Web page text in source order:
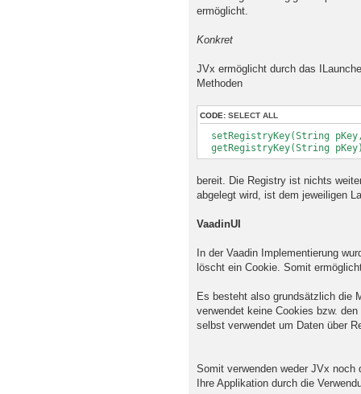
ermöglicht.
Konkret
JVx ermöglicht durch das
Methoden
CODE: SELECT ALL
setRegistryKey(String
getRegistryKey(String
bereit. Die Registry ist nichts
abgelegt wird, ist dem jeweiligen
VaadinUI
In der Vaadin Implementierung
löscht ein Cookie. Somit
Es besteht also grundsätzlich die
verwendet keine Cookies bzw.
selbst verwendet um Daten über
Somit verwenden weder JVx noch
Ihre Applikation durch die